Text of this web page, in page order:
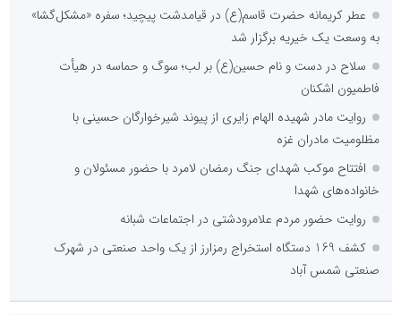
عطر کریمانه حضرت قاسم(ع) در قیامدشت پیچید؛ سفره «مشکل‌گشا»
به وسعت یک خیریه برگزار شد
سلاح در دست و نام حسین(ع) بر لب؛ سوگ و حماسه در هیأت
فاطمیون اشکنان
روایت مادر شهیده الهام زایری از پیوند شیرخوارگان حسینی با
مظلومیت مادران غزه
افتتاح موکب شهدای جنگ رمضان لامرد با حضور مسئولان و
خانواده‌های شهدا
روایت حضور مردم علامرودشتی در اجتماعات شبانه
کشف 169 دستگاه استخراج رمزارز از یک واحد صنعتی در شهرک
صنعتی شمس آباد